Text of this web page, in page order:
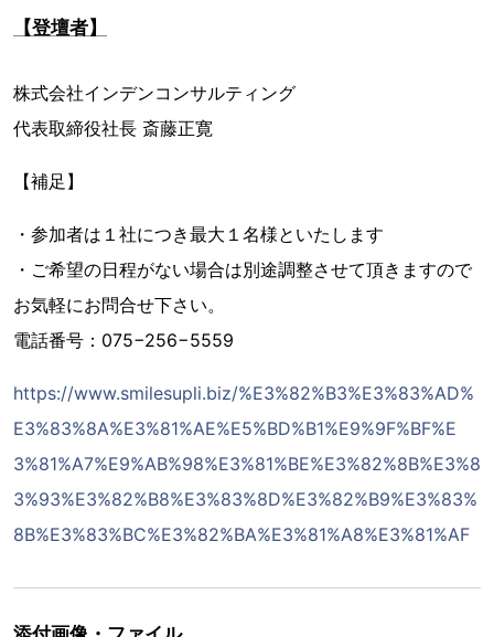
【登壇者】
​株式会社インデンコンサルティング
代表取締役社長 斎藤正寛
【補足】
・参加者は１社につき最大１名様といたします
・ご希望の日程がない場合は別途調整させて頂きますので
お気軽にお問合せ下さい。
電話番号：075−256−5559
https://www.smilesupli.biz/%E3%82%B3%E3%83%AD%
E3%83%8A%E3%81%AE%E5%BD%B1%E9%9F%BF%E
3%81%A7%E9%AB%98%E3%81%BE%E3%82%8B%E3%8
3%93%E3%82%B8%E3%83%8D%E3%82%B9%E3%83%
8B%E3%83%BC%E3%82%BA%E3%81%A8%E3%81%AF